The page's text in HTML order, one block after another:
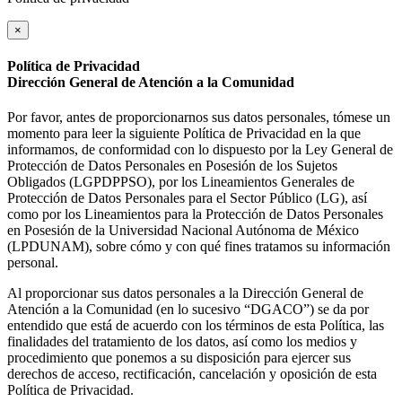
×
Política de Privacidad
Dirección General de Atención a la Comunidad
Por favor, antes de proporcionarnos sus datos personales, tómese un
momento para leer la siguiente Política de Privacidad en la que
informamos, de conformidad con lo dispuesto por la Ley General de
Protección de Datos Personales en Posesión de los Sujetos
Obligados (LGPDPPSO), por los Lineamientos Generales de
Protección de Datos Personales para el Sector Público (LG), así
como por los Lineamientos para la Protección de Datos Personales
en Posesión de la Universidad Nacional Autónoma de México
(LPDUNAM), sobre cómo y con qué fines tratamos su información
personal.
Al proporcionar sus datos personales a la Dirección General de
Atención a la Comunidad (en lo sucesivo “DGACO”) se da por
entendido que está de acuerdo con los términos de esta Política, las
finalidades del tratamiento de los datos, así como los medios y
procedimiento que ponemos a su disposición para ejercer sus
derechos de acceso, rectificación, cancelación y oposición de esta
Política de Privacidad.